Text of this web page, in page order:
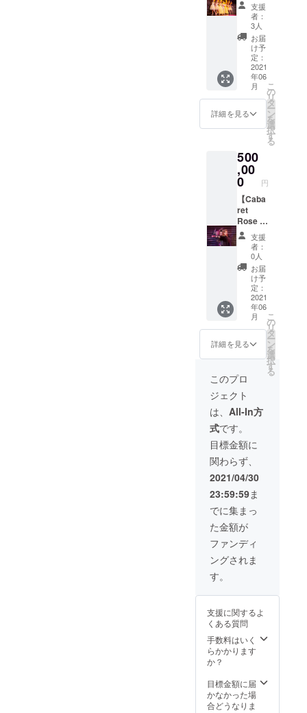
びくだ
さい。
Cabare
t Rose
の本公
演に、1
回ご招
待チ
ケッ
ト！！※
３ ※
１．
ニック
ネー
載不可
のご希
望の方
は、
「備考
欄」へ
必ず明
記をお
願いい
たしま
す。 ※
２．T
シャツ
のサイ
ズを
「オプ
ショ
ン」に
てお選
びくだ
さい。
※３．
【Iiiiiit's
Show
Time!!
】
vol.9,10
,11内で
有効
クネー
ム、掲
載不可
も可能
です）※
１ ４．
Cabare
t Rose
オリジ
ナル T
シャツ
（CF限
２ ５．
Cabare
t Rose
オリジ
ナル
DVD
（CF限
定）
６．
Cabare
t Rose
の本公
演に、1
回ご招
待チ
ケッ
ト！！※
３ ７．
Cabare
t Rose
プレミ
アムパ
スの発
行！！
（特
典：
Cabare
t Rose
本公演
が続く
限り
入場チ
ケット
永久２
０００
円引
き！）
※１．
ム、掲
のご希
望の方
は、
「備考
欄」へ
記をお
願いい
たしま
写真撮
影！プ
ラン】
１．
Cabare
t Rose
よりお
礼メー
ル ２．
記念ポ
スト
カード
定）
３．フ
ライ
ヤーに
お名前
を掲載
（ニッ
クネー
ム、掲
載不可
も可能
です）※
１ ４．
Cabare
t Rose
オリジ
ナル T
シャツ
（CF限
定） ※
２ ５．
Cabare
t Rose
オリジ
ナル
DVD
（CF限
定）
６．
Cabare
t Rose
の本公
演に、1
回ご招
待チ
ケッ
ト！！※
３ ７．
専用プ
ムパス
の発
行！！
（特
典：
t Rose
本公演
が続く
支援
者：
3人
お届
け予
定：
2021
年06
月
詳細を見る
こ
の
リ
タ
ー
ン
を
選
択
す
る
500
,00
0 円
【Caba
ret
Rose 出
張
ショー
！プラ
ン】
１．
Cabare
t Rose
よりお
礼メー
ル ２．
Cabare
t Rose
出張
ショー
（ショ
ーメン
バー４
名、場
合によ
り交通
費、宿
泊費は
別途に
なりま
す） ク
ラウド
ファン
ディン
グ終了
後、
キャバ
のメン
皆様の
元へ
ショー
に出向
きま
一杯対
応させ
て頂き
支援
者：
0人
お届
け予
定：
2021
年06
月
詳細を見る
こ
の
リ
タ
ー
ン
を
選
択
す
る
このプロ
ジェクト
は、 All-In方
式です。
目標金額に
関わらず、
2021/04/30
23:59:59ま
でに集まっ
た金額が
ファンディ
ングされま
す。
支援に関するよ
くある質問
手数料はいく
らかかります
か？
目標金額に届
かなかった場
合どうなりま